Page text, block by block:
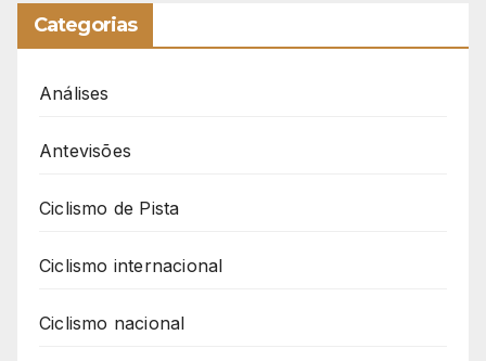
Categorias
Análises
Antevisões
Ciclismo de Pista
Ciclismo internacional
Ciclismo nacional